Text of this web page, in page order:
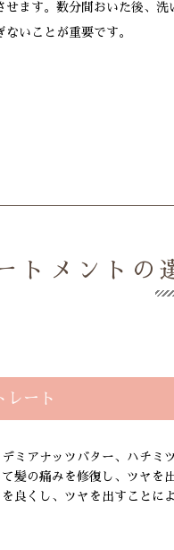
せます。数分間おいた後、洗
いことが重要です。
トメントの
レート
ミアナッツバター、ハチミ
髪の痛みを修復し、ツヤを
良くし、ツヤを出すことに